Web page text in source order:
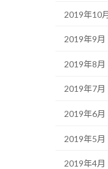
2019年10
2019年9月
2019年8月
2019年7月
2019年6月
2019年5月
2019年4月